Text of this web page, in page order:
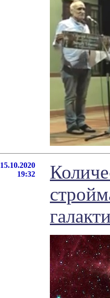
15.10.2020
19:32